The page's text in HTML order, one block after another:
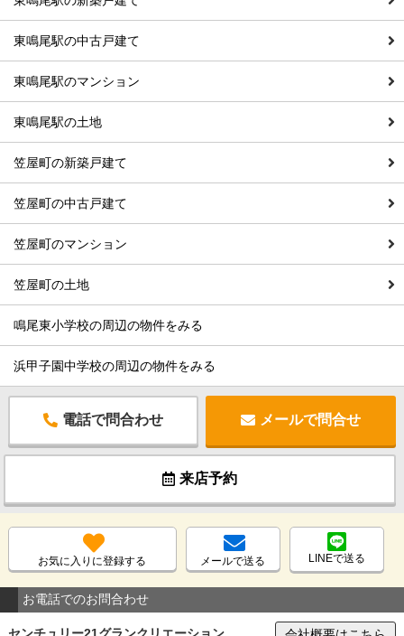
東鳴尾駅の中古戸建て
東鳴尾駅のマンション
東鳴尾駅の土地
笠屋町の新築戸建て
笠屋町の中古戸建て
笠屋町のマンション
笠屋町の土地
鳴尾東小学校の周辺の物件をみる
浜甲子園中学校の周辺の物件をみる
電話で問合わせ メールで問合せ
来店予約
お気に入りに登録する メールで送る LINEで送る
お電話でのお問合わせ